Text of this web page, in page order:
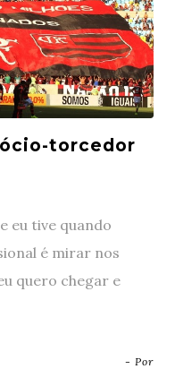
torcedor
eu tive quando
é mirar nos
quero chegar e
- Por